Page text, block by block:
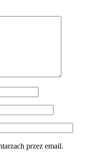
przez email.